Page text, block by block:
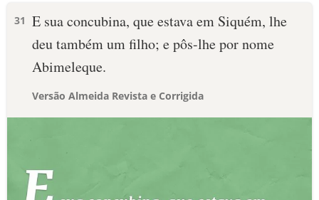
31 E sua concubina, que estava em Siquém, lhe
deu também um filho; e pôs-lhe por nome
Abimeleque.
Versão Almeida Revista e Corrigida